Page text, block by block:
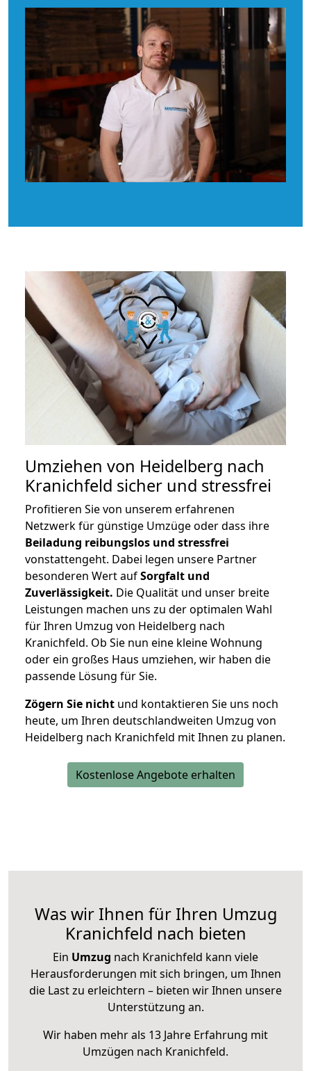
Umziehen von Heidelberg nach
Kranichfeld sicher und stressfrei
Profitieren Sie von unserem erfahrenen
Netzwerk für günstige Umzüge oder dass ihre
Beiladung reibungslos und stressfrei
vonstattengeht. Dabei legen unsere Partner
besonderen Wert aufSorgfalt und
Zuverlässigkeit. Die Qualität und unser breite
Leistungen machen uns zu der optimalen Wahl
für Ihren Umzug von Heidelberg nach
Kranichfeld. Ob Sie nun eine kleine Wohnung
oder ein großes Haus umziehen, wir haben die
passende Lösung für Sie.
Zögern Sie nicht und kontaktieren Sie uns noch
heute, um Ihren deutschlandweiten Umzug von
Heidelberg nach Kranichfeld mit Ihnen zu planen.
Kostenlose Angebote erhalten
Was wir Ihnen für Ihren Umzug
Kranichfeld nach bieten
Ein Umzug nach Kranichfeld kann viele
Herausforderungen mit sich bringen, um Ihnen
die Last zu erleichtern – bieten wir Ihnen unsere
Unterstützung an.
Wir haben mehr als 13 Jahre Erfahrung mit
Umzügen nach Kranichfeld.